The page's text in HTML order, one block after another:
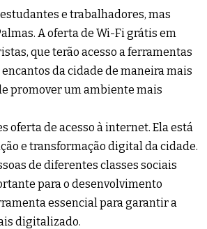
e trabalhadores, mas
A oferta de Wi-Fi grátis em
que terão acesso a ferramentas
da cidade de maneira mais
promover um ambiente mais
oferta de acesso à internet. Ela está
e transformação digital da cidade.
de diferentes classes sociais
para o desenvolvimento
essencial para garantir a
digitalizado.